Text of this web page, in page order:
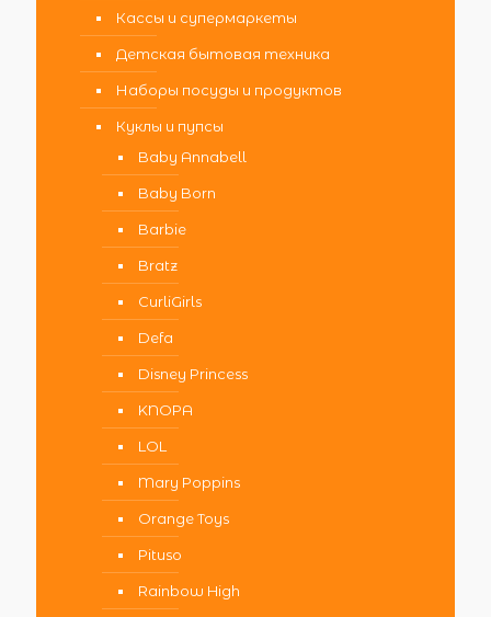
Кассы и супермаркеты
Детская бытовая техника
Наборы посуды и продуктов
Куклы и пупсы
Baby Annabell
Baby Born
Barbie
Bratz
CurliGirls
Defa
Disney Princess
KNOPA
LOL
Mary Poppins
Orange Toys
Pituso
Rainbow High